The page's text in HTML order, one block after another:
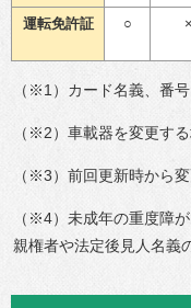
運転免許証 ○ ×
（※1）カード名義、番
（※2）車載器を変更す
（※3）前回更新時から
（※4）未成年の重度障
親権者や法定後見人名義